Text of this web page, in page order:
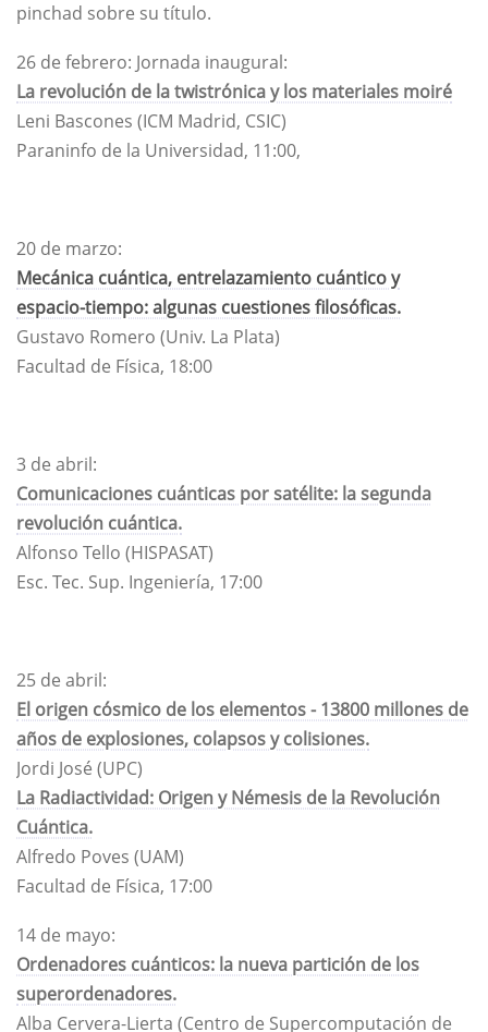
pinchad sobre su título.
26 de febrero: Jornada inaugural:
La revolución de la twistrónica y los materiales moiré
Leni Bascones (ICM Madrid, CSIC)
Paraninfo de la Universidad, 11:00,
20 de marzo:
Mecánica cuántica, entrelazamiento cuántico y
espacio-tiempo: algunas cuestiones filosóficas.
Gustavo Romero (Univ. La Plata)
Facultad de Física, 18:00
3 de abril:
Comunicaciones cuánticas por satélite: la segunda
revolución cuántica.
Alfonso Tello (HISPASAT)
Esc. Tec. Sup. Ingeniería, 17:00
25 de abril:
El origen cósmico de los elementos - 13800 millones de
años de explosiones, colapsos y colisiones.
Jordi José (UPC)
La Radiactividad: Origen y Némesis de la Revolución
Cuántica.
Alfredo Poves (UAM)
Facultad de Física, 17:00
14 de mayo:
Ordenadores cuánticos: la nueva partición de los
superordenadores.
Alba Cervera-Lierta (Centro de Supercomputación de